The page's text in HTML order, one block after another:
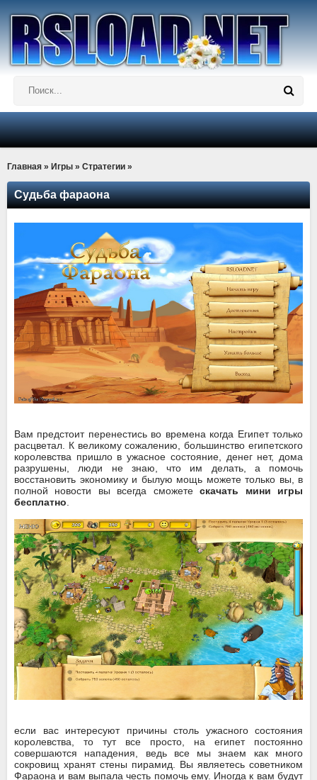
Главная » Игры » Стратегии »
Судьба фараона
Вам предстоит перенестись во времена когда Египет только
расцветал. К великому сожалению, большинство египетского
королевства пришло в ужасное состояние, денег нет, дома
разрушены, люди не знаю, что им делать, а помочь
восстановить экономику и былую мощь можете только вы, в
полной новости вы всегда сможетескачать мини игры
бесплатно
если вас интересуют причины столь ужасного состояния
королевства, то тут все просто, на египет постоянно
совершаются нападения, ведь все мы знаем как много
сокровищ хранят стены пирамид. Вы являетесь советником
Фараона и вам выпала честь помочь ему. Иногда к вам будут